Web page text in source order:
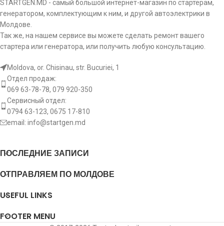
STARTGEN.MD - самый большой интернет-магазин по стартерам,
генератором, комплектующим к ним, и другой автоэлектрики в
Молдове.
Так же, на нашем сервисе вы можете сделать ремонт вашего
стартера или генератора, или получить любую консультацию.
Moldova, or. Chisinau, str. Bucuriei, 1
Отдел продаж:
069 63-78-78, 079 920-350
Сервисный отдел:
0794 63-123, 0675 17-810
email: info@startgen.md
ПОСЛЕДНИЕ ЗАПИСИ
ОТПРАВЛЯЕМ ПО МОЛДОВЕ
USEFUL LINKS
FOOTER MENU